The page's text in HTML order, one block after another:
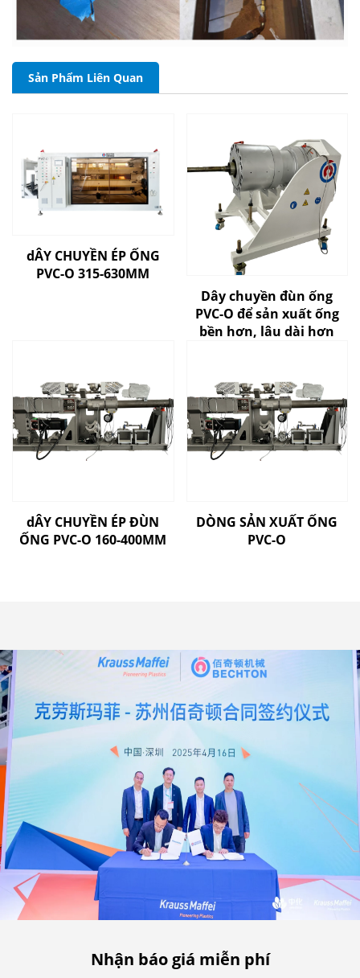
Sản Phẩm Liên Quan
dÂY CHUYỀN ÉP ỐNG
PVC-O 315-630MM
Dây chuyền đùn ống
PVC-O để sản xuất ống
bền hơn, lâu dài hơn
dÂY CHUYỀN ÉP ĐÙN
ỐNG PVC-O 160-400MM
DÒNG SẢN XUẤT ỐNG
PVC-O
Nhận báo giá miễn phí